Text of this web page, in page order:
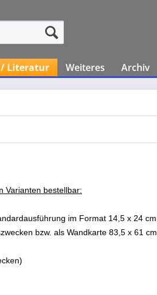
/ Literatur Weiteres Archiv
Varianten bestellbar:
im Format 14,5 x 24 cm
bzw. als Wandkarte 83,5 x 61 cm